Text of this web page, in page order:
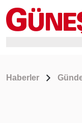
Haberler